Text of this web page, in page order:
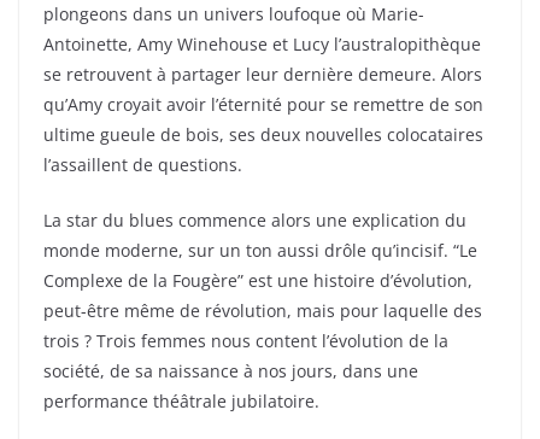
plongeons dans un univers loufoque où Marie-
Antoinette, Amy Winehouse et Lucy l’australopithèque
se retrouvent à partager leur dernière demeure. Alors
qu’Amy croyait avoir l’éternité pour se remettre de son
ultime gueule de bois, ses deux nouvelles colocataires
l’assaillent de questions.
La star du blues commence alors une explication du
monde moderne, sur un ton aussi drôle qu’incisif. “Le
Complexe de la Fougère” est une histoire d’évolution,
peut-être même de révolution, mais pour laquelle des
trois ? Trois femmes nous content l’évolution de la
société, de sa naissance à nos jours, dans une
performance théâtrale jubilatoire.